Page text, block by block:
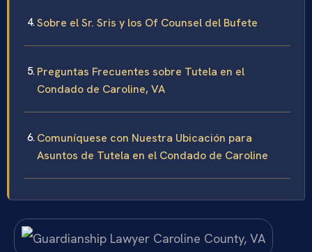
Sobre el Sr. Sris y los Of Counsel del Bufete
Preguntas Frecuentes sobre Tutela en el
Condado de Caroline, VA
Comuníquese con Nuestra Ubicación para
Asuntos de Tutela en el Condado de Caroline